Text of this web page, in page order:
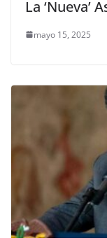
La ‘Nueva’
mayo 15, 2025